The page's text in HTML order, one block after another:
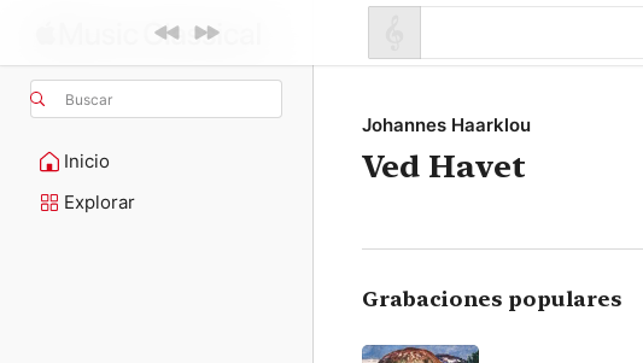
Buscar
Inicio
Explorar
Johannes Haarklou
Ved Havet
Grabaciones populares